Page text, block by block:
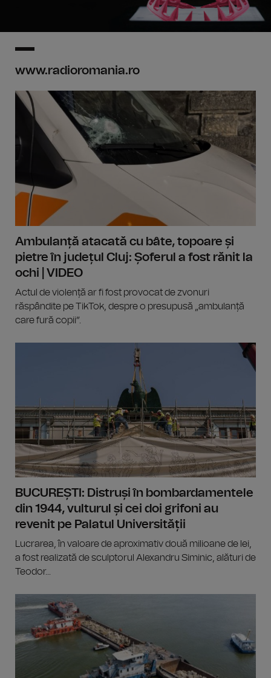
www.radioromania.ro
Ambulanță atacată cu bâte, topoare și
pietre în județul Cluj: Șoferul a fost rănit la
ochi | VIDEO
Actul de violență ar fi fost provocat de zvonuri
răspândite pe TikTok, despre o presupusă „ambulanță
care fură copii”.
BUCUREȘTI: Distruși în bombardamentele
din 1944, vulturul și cei doi grifoni au
revenit pe Palatul Universității
Lucrarea, în valoare de aproximativ două milioane de lei,
a fost realizată de sculptorul Alexandru Siminic, alături de
Teodor...